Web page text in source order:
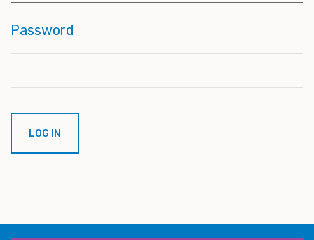
Password